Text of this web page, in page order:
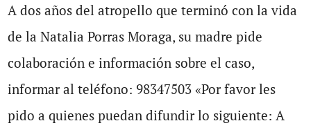
A dos años del atropello que terminó con la vida
de la Natalia Porras Moraga, su madre pide
colaboración e información sobre el caso,
informar al teléfono: 98347503 «Por favor les
pido a quienes puedan difundir lo siguiente: A